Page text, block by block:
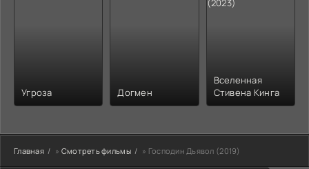
Угроза Догмен
Вселенная
Стивена Кинга
Главная » Смотреть фильмы » Господин Дьявол (2019)